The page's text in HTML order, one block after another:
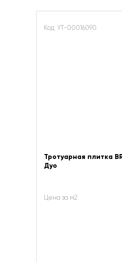
Код: УТ-00016090
Тротуарная плитка
Дуо
Цена за м2